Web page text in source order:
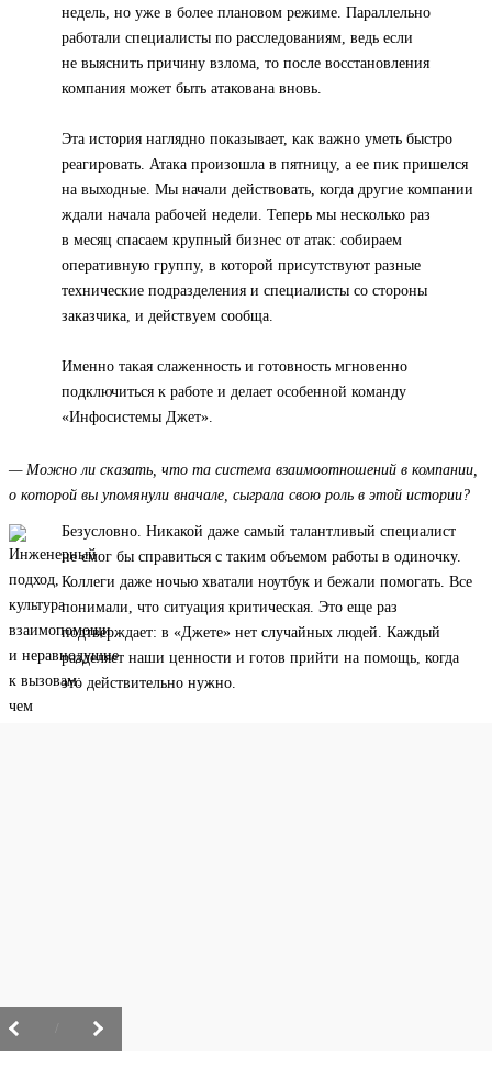
недель, но уже в более плановом режиме. Параллельно
работали специалисты по расследованиям, ведь если
не выяснить причину взлома, то после восстановления
компания может быть атакована вновь.
Эта история наглядно показывает, как важно уметь быстро
реагировать. Атака произошла в пятницу, а ее пик пришелся
на выходные. Мы начали действовать, когда другие компании
ждали начала рабочей недели. Теперь мы несколько раз
в месяц спасаем крупный бизнес от атак: собираем
оперативную группу, в которой присутствуют разные
технические подразделения и специалисты со стороны
заказчика, и действуем сообща.
Именно такая слаженность и готовность мгновенно
подключиться к работе и делает особенной команду
«Инфосистемы Джет».
— Можно ли сказать, что та система взаимоотношений в компании,
о которой вы упомянули вначале, сыграла свою роль в этой истории?
Безусловно. Никакой даже самый талантливый специалист
не смог бы справиться с таким объемом работы в одиночку.
Коллеги даже ночью хватали ноутбук и бежали помогать. Все
понимали, что ситуация критическая. Это еще раз
подтверждает: в «Джете» нет случайных людей. Каждый
разделяет наши ценности и готов прийти на помощь, когда
это действительно нужно.